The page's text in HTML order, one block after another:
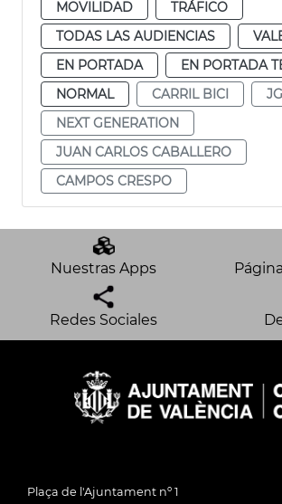
MOVILIDAD
TRÁFICO
TODAS LAS AUDIENCIAS
EN PORTADA
EN PORTADA
NORMAL
CARRIL BICI
NEXT GENERATION
JUAN CARLOS CABALLERO
CAMPOS CRESPO
Nuestras Apps
Redes Sociales
Plaça de l'Ajuntament nº 1